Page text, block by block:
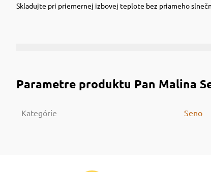
Skladujte pri priemernej izbovej teplote bez priameho
Parametre produktu Pan Malina
Kategórie Seno